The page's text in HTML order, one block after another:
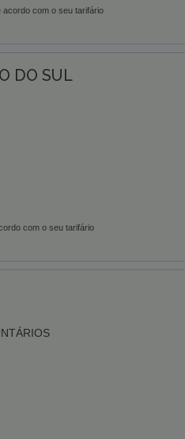
com o seu tarifário
DO SUL
com o seu tarifário